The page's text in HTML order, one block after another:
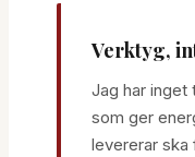
Verktyg,
Jag har inget
som ger
levererar ska